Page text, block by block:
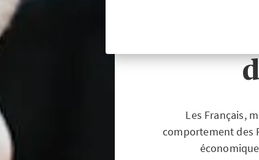
du
Les Français,
comportement des